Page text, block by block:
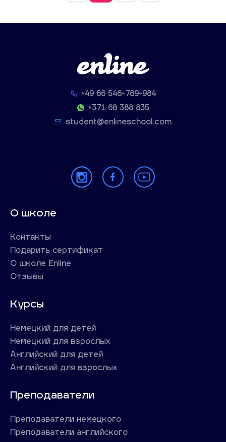
+49 66 546-789-984
+371 68 388 835
student@enlineschool.com
О школе
Контакты
Подарить сертификат
О школе Enline
Отзывы
Курсы
Немецкий для детей
Немецкий для взрослых
Английский для детей
Английский для взрослых
Преподаватели
Преподаватели немецкого
Преподаватели английского